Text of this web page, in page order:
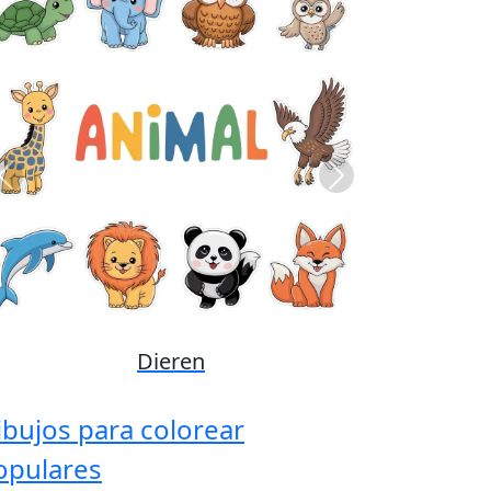
Disney
Previous Next
para colorear